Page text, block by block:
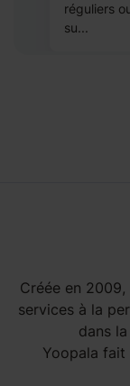
réguliers
su...
Créée en
services à la
dans
Yoopala fait